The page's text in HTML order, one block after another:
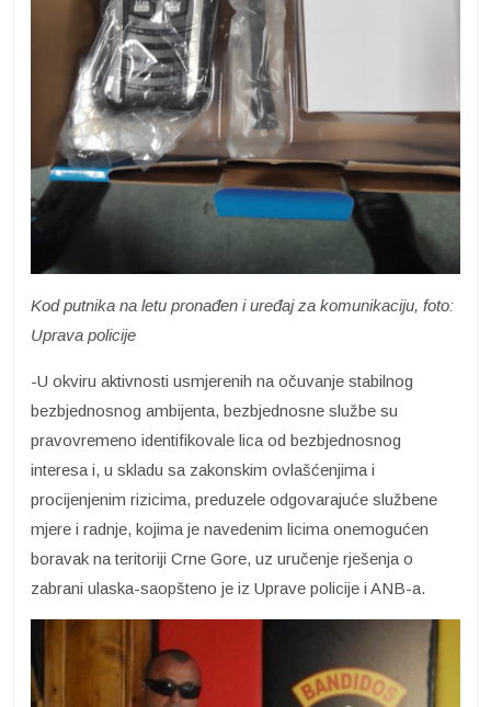
Kod putnika na letu pronađen i uređaj za komunikaciju, foto:
Uprava policije
-U okviru aktivnosti usmjerenih na očuvanje stabilnog
bezbjednosnog ambijenta, bezbjednosne službe su
pravovremeno identifikovale lica od bezbjednosnog
interesa i, u skladu sa zakonskim ovlašćenjima i
procijenjenim rizicima, preduzele odgovarajuće službene
mjere i radnje, kojima je navedenim licima onemogućen
boravak na teritoriji Crne Gore, uz uručenje rješenja o
zabrani ulaska-saopšteno je iz Uprave policije i ANB-a.